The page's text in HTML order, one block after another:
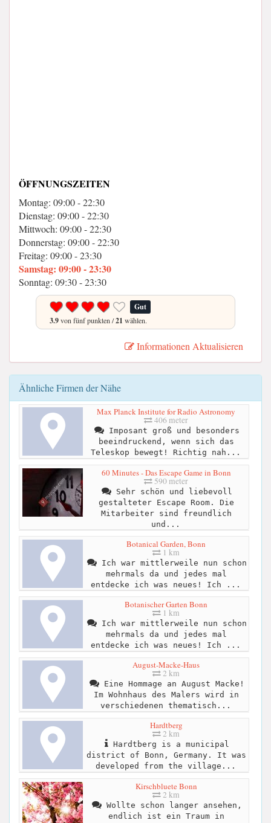
ÖFFNUNGSZEITEN
Montag: 09:00 - 22:30
Dienstag: 09:00 - 22:30
Mittwoch: 09:00 - 22:30
Donnerstag: 09:00 - 22:30
Freitag: 09:00 - 23:30
Samstag: 09:00 - 23:30
Sonntag: 09:30 - 23:30
Gut
3.9von fünf punkten /21 wählen.
Informationen Aktualisieren
Ähnliche Firmen der Nähe
Max Planck Institute for Radio Astronomy
406 meter
Imposant groß und besonders
beeindruckend, wenn sich das
Teleskop bewegt! Richtig nah...
60 Minutes - Das Escape Game in Bonn
590 meter
Sehr schön und liebevoll
gestalteter Escape Room. Die
Mitarbeiter sind freundlich
und...
Botanical Garden, Bonn
1 km
Ich war mittlerweile nun schon
mehrmals da und jedes mal
entdecke ich was neues! Ich ...
Botanischer Garten Bonn
1 km
Ich war mittlerweile nun schon
mehrmals da und jedes mal
entdecke ich was neues! Ich ...
August-Macke-Haus
2 km
Eine Hommage an August Macke!
Im Wohnhaus des Malers wird in
verschiedenen thematisch...
Hardtberg
2 km
Hardtberg is a municipal
district of Bonn, Germany. It was
developed from the village...
Kirschbluete Bonn
2 km
Wollte schon langer ansehen,
endlich ist ein Traum in